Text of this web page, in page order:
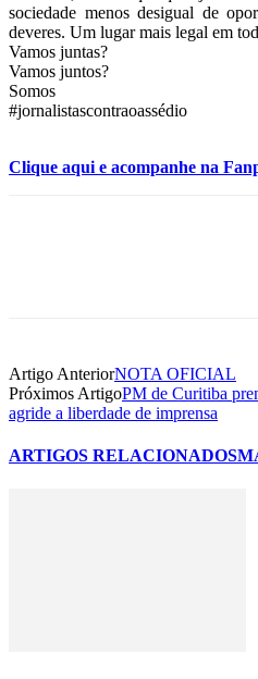
sociedade menos desigual de
deveres. Um lugar mais legal em
Vamos juntas?
Vamos juntos?
Somos
#jornalistascontraoassédio
Clique aqui e acompanhe na
Artigo AnteriorNOTA OFICIAL
Próximos ArtigoPM de Curitiba
agride a liberdade de imprensa
ARTIGOS RELACIONADOS